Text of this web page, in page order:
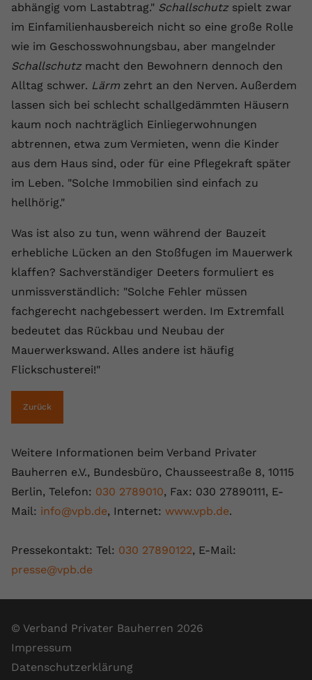
abhängig vom Lastabtrag." Schallschutzspielt zwar
im Einfamilienhausbereich nicht so eine große Rolle
wie im Geschosswohnungsbau, aber mangelnder
Schallschutzmacht den Bewohnern dennoch den
Alltag schwer. Lärm zehrt an den Nerven. Außerdem
lassen sich bei schlecht schallgedämmten Häusern
kaum noch nachträglich Einliegerwohnungen
abtrennen, etwa zum Vermieten, wenn die Kinder
aus dem Haus sind, oder für eine Pflegekraft später
im Leben. "Solche Immobilien sind einfach zu
hellhörig."
Was ist also zu tun, wenn während der Bauzeit
erhebliche Lücken an den Stoßfugen im Mauerwerk
klaffen? Sachverständiger Deeters formuliert es
unmissverständlich: "Solche Fehler müssen
fachgerecht nachgebessert werden. Im Extremfall
bedeutet das Rückbau und Neubau der
Mauerwerkswand. Alles andere ist häufig
Flickschusterei!"
Zurück
Weitere Informationen beim Verband Privater
Bauherren e.V., Bundesbüro, Chausseestraße 8, 10115
Berlin, Telefon: 030 2789010, Fax: 030 27890111, E-
Mail: info@vpb.de, Internet: www.vpb.de.
Pressekontakt: Tel: 030 27890122, E-Mail:
presse@vpb.de
© Verband Privater Bauherren 2026
Impressum
Datenschutzerklärung